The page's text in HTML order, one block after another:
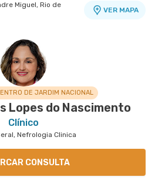
Miguel, Rio de
VER MAPA
DE JARDIM NACIONAL
Lopes do Nascimento
Clínico
Nefrologia Clinica
CONSULTA